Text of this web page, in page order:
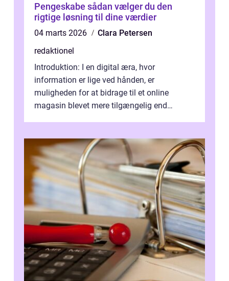
Pengeskabe sådan vælger du den
rigtige løsning til dine værdier
04 marts 2026
Clara Petersen
redaktionel
Introduktion: I en digital æra, hvor
information er lige ved hånden, er
muligheden for at bidrage til et online
magasin blevet mere tilgængelig end